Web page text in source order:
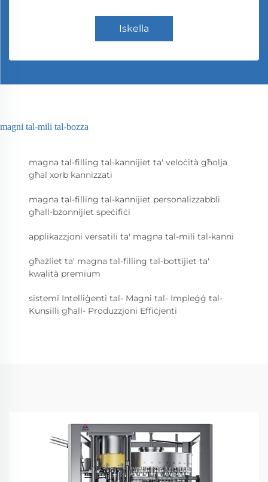
Iskella
magni tal-mili tal-bozza
magna tal-filling tal-kannijiet ta' veloċità għolja
għal xorb kannizzati
magna tal-filling tal-kannijiet personalizzabbli
għall-bżonnijiet speċifiċi
applikazzjoni versatili ta' magna tal-mili tal-kanni
għażliet ta' magna tal-filling tal-bottijiet ta'
kwalità premium
sistemi Intelliġenti tal- Magni tal- Impleġġ tal-
Kunsilli għall- Produzzjoni Effiċjenti